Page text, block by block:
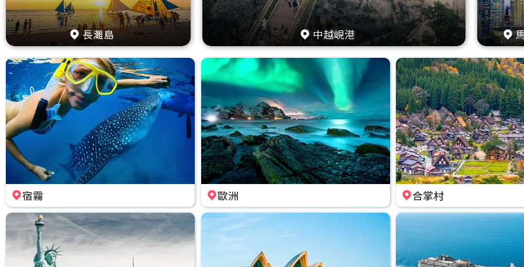
長灘島 中越峴港
宿霧 歐洲 合掌村